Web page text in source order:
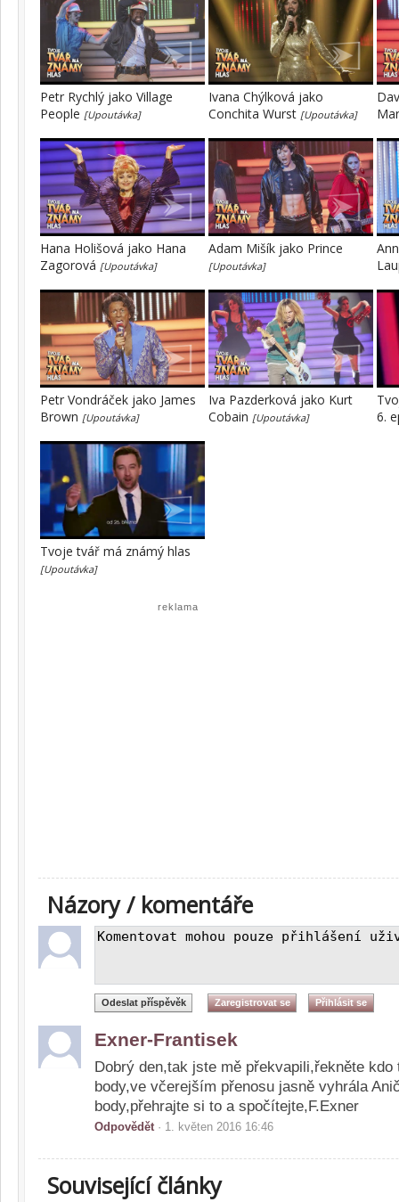
Petr Rychlý jako Village
People [Upoutávka]
Ivana Chýlková jako
Conchita Wurst [Upoutávka]
Hana Holišová jako Hana
Zagorová [Upoutávka]
Adam Mišík jako Prince
[Upoutávka]
Petr Vondráček jako James
Brown [Upoutávka]
Iva Pazderková jako Kurt
Cobain [Upoutávka]
6.
Tvoje tvář má známý hlas
[Upoutávka]
reklama
Názory / komentáře
Exner-Frantisek
Dobrý den,tak jste mě překvapili,řekněte
body,ve včerejším přenosu jasně vyhrála
body,přehrajte si to a spočítejte,F.Exner
Odpovědět· 1. květen 2016 16:46
Související články